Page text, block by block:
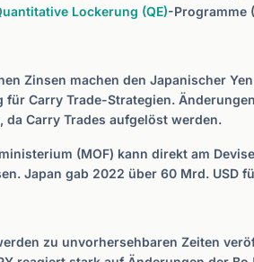
Lockerung (QE)-Programme
Zinsen machen den Japanischer
für Carry Trade-Strategien.
da Carry Trades aufgelöst werden.
(MOF) kann direkt am
Japan gab 2022 über 60 Mrd. USD
zu unvorhersehbaren Zeiten